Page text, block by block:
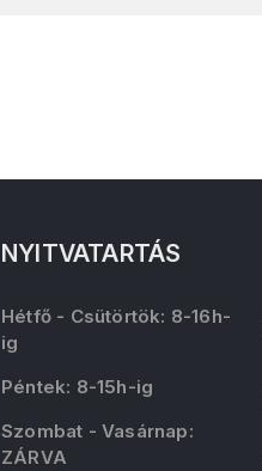
NYITVATARTÁS
Hétfő - Csütörtök: 8-16h-
ig
Péntek: 8-15h-ig
Szombat - Vasárnap:
ZÁRVA